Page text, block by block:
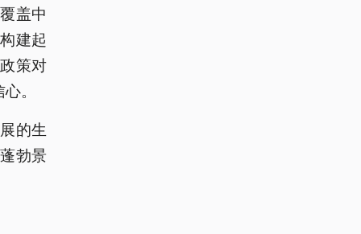
盖中
建起
策对
。
的生
勃景